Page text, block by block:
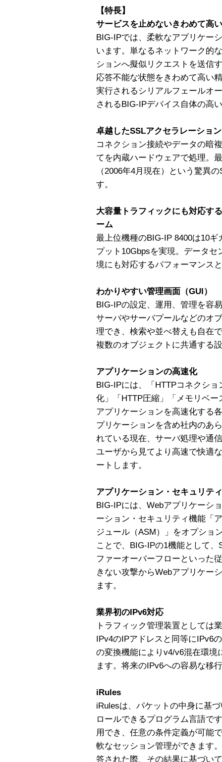
【特長】
サービスを止めないきわめて高
BIG-IPでは、柔軟なアプリケー
います。単なるネットワーク的
ションへ擬似リクエストを送信
応答不能な状態をきわめて高い
実行されるシリアルフェールオ
されるBIG-IPデバイス自体の高
卓越したSSLアクセラレーション
コネクション接続やデータの暗
てを内蔵ハードウェアで処理。
（2006年4月現在）という驚異
す。
大容量トラフィックにも対応す
ーム
最上位機種のBIG-IP 8400は10
プット10Gbpsを実現。データ
境にも対応するパフォーマンス
わかりやすい管理画面（GUI）
BIG-IPの設定、運用、管理を容
サーバやサーバプールなどのオ
理でき、検索や並べ替えも自在
複数のオブジェクトに共通する
アプリケーションの高速化
BIG-IPには、「HTTPコネクシ
化」「HTTP圧縮」「メモリベ
アプリケーションを高速化する
プリケーションを含め社内のあ
れている現在、サーバ処理や通
ユーザから見てより高速で快適
ートします。
アプリケーション・セキュリテ
BIG-IPには、Webアプリケーシ
ーション・セキュリティ機能「
ジュール（ASM）」をオプショ
ことで、BIG-IPの1機能として
ファーオーバーフローといった
きない攻撃からWebアプリケー
ます。
業界初のIPv6対応
トラフィック管理装置としては
IPv4のIPアドレスと同等にIPv6
の変換機能によりv4/v6混在環境
ます。将来のIPv6への容易な移
iRules
iRulesは、パケットの中身に基
ロールできるプログラム言語で
用でき、任意の条件定義が可能
軟なセッション管理ができます
答された際、その結果に基づい